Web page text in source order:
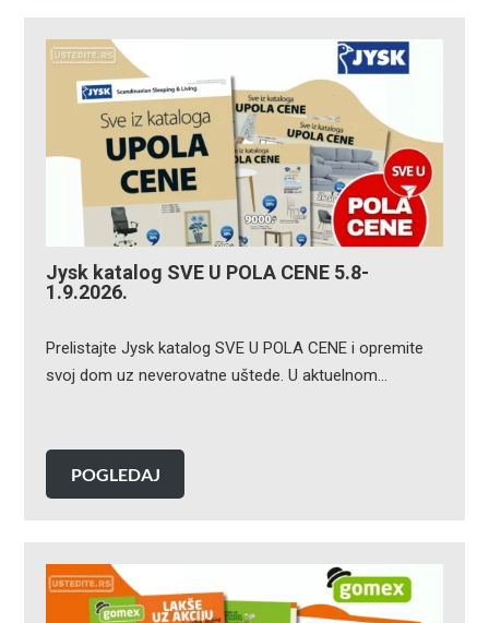
Jysk katalog SVE U POLA CENE 5.8-
1.9.2026.
Prelistajte Jysk katalog SVE U POLA CENE i opremite
svoj dom uz neverovatne uštede. U aktuelnom…
POGLEDAJ